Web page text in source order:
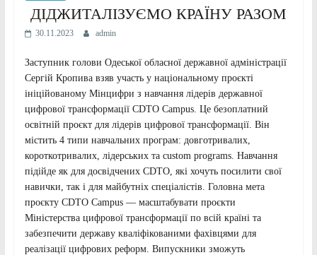
ДІДЖИТАЛІЗУЄМО КРАЇНУ РАЗОМ
30.11.2023 admin
Заступник голови Одеської обласної державної адміністрації
Сергій Кропива взяв участь у національному проєкті
ініційованому Мінцифри з навчання лідерів державної
цифрової трансформації CDTO Campus. Це безоплатний
освітній проєкт для лідерів цифрової трансформації. Він
містить 4 типи навчальних програм: довготривалих,
короткотривалих, лідерських та custom programs. Навчання
підійде як для досвідчених CDTO, які хочуть посилити свої
навички, так і для майбутніх спеціалістів. Головна мета
проєкту CDTO Campus — масштабувати проєкти
Міністерства цифрової трансформації по всій країні та
забезпечити державу кваліфікованими фахівцями для
реалізації цифрових реформ. Випускники зможуть